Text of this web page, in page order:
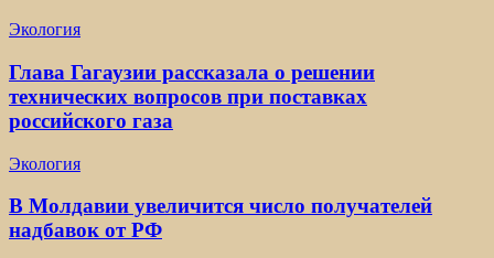
Экология
Глава Гагаузии рассказала о решении
технических вопросов при поставках
российского газа
Экология
В Молдавии увеличится число получателей
надбавок от РФ